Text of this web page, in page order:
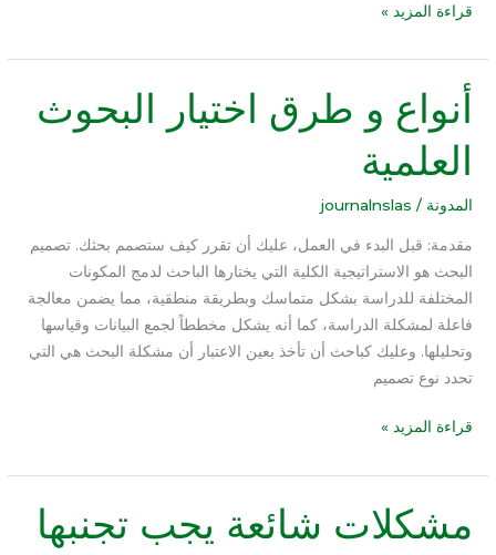
قراءة المزيد »
أنواع و طرق اختيار البحوث
العلمية
المدونة /
journalnslas
مقدمة: قبل البدء في العمل، عليك أن تقرر كيف ستصمم بحثك. تصميم
البحث هو الاستراتيجية الكلية التي يختارها الباحث لدمج المكونات
المختلفة للدراسة بشكل متماسك وبطريقة منطقية، مما يضمن معالجة
فاعلة لمشكلة الدراسة، كما أنه يشكل مخططاً لجمع البيانات وقياسها
وتحليلها. وعليك كباحث أن تأخذ بعين الاعتبار أن مشكلة البحث هي التي
تحدد نوع تصميم
أنواع
و
طرق
اختيار
البحوث
قراءة المزيد »
مشكلات شائعة يجب تجنبها
مشكلات
شائعة